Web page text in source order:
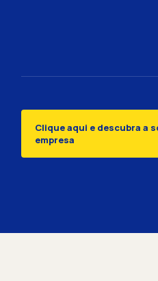
Clique aqui e descubra a
empresa